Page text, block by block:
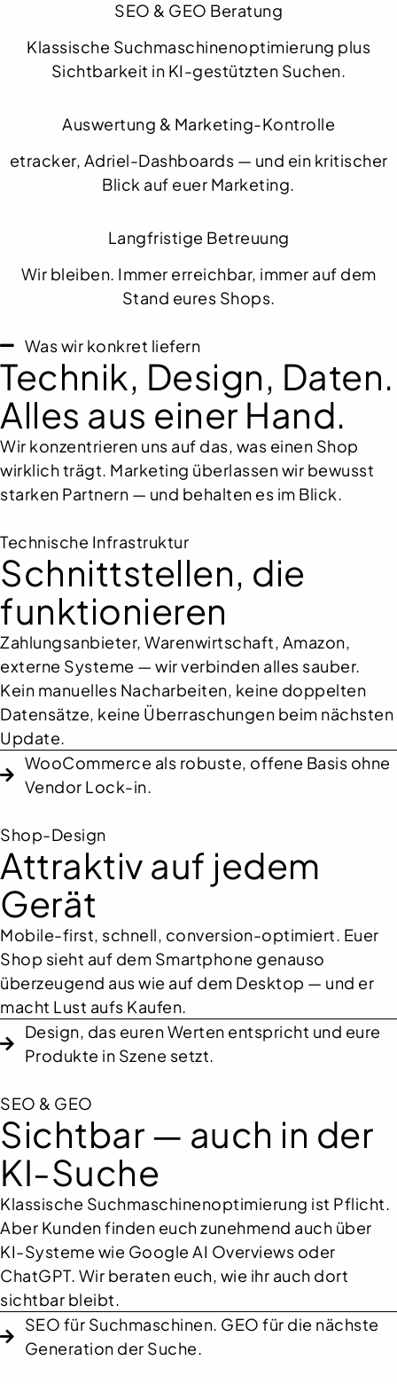
SEO & GEO Beratung
Klassische Suchmaschinenoptimierung plus
Sichtbarkeit in KI-gestützten Suchen.
Auswertung & Marketing-Kontrolle
etracker, Adriel-Dashboards — und ein kritischer
Blick auf euer Marketing.
Langfristige Betreuung
Wir bleiben. Immer erreichbar, immer auf dem
Stand eures Shops.
Was wir konkret liefern
Technik, Design, Daten.
Alles aus einer Hand.
Wir konzentrieren uns auf das, was einen Shop
wirklich trägt. Marketing überlassen wir bewusst
starken Partnern — und behalten es im Blick.
Technische Infrastruktur
Schnittstellen, die
funktionieren
Zahlungsanbieter, Warenwirtschaft, Amazon,
externe Systeme — wir verbinden alles sauber.
Kein manuelles Nacharbeiten, keine doppelten
Datensätze, keine Überraschungen beim nächsten
Update.
WooCommerce als robuste, offene Basis ohne
Vendor Lock-in.
Shop-Design
Attraktiv auf jedem
Gerät
Mobile-first, schnell, conversion-optimiert. Euer
Shop sieht auf dem Smartphone genauso
überzeugend aus wie auf dem Desktop — und er
macht Lust aufs Kaufen.
Design, das euren Werten entspricht und eure
Produkte in Szene setzt.
SEO & GEO
Sichtbar — auch in der
KI-Suche
Klassische Suchmaschinenoptimierung ist Pflicht.
Aber Kunden finden euch zunehmend auch über
KI-Systeme wie Google AI Overviews oder
ChatGPT. Wir beraten euch, wie ihr auch dort
sichtbar bleibt.
SEO für Suchmaschinen. GEO für die nächste
Generation der Suche.